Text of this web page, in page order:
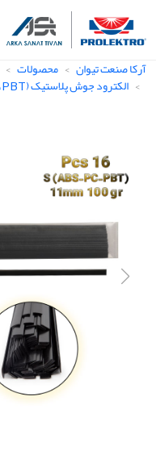
آرکا صنعت تیوان محصولات
الکترود جوش پلاستیک S(ABS،PC،PBT)